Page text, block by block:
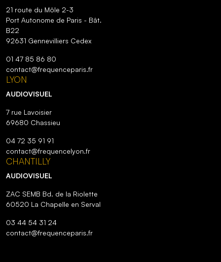
21 route du Môle 2-3
Port Autonome de Paris - Bât.
B22
92631 Gennevilliers Cedex
01 47 85 86 80
contact@frequenceparis.fr
LYON
AUDIOVISUEL
7 rue Lavoisier
69680 Chassieu
04 72 35 91 91
contact@frequencelyon.fr
CHANTILLY
AUDIOVISUEL
ZAC SEMB Bd. de la Riolette
60520 La Chapelle en Serval
03 44 54 31 24
contact@frequenceparis.fr